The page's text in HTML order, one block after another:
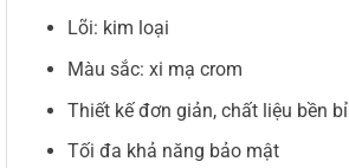
Lõi: kim loại
Màu sắc: xi mạ crom
Thiết kế đơn giản, chất liệu bền bỉ
Tối đa khả năng bảo mật